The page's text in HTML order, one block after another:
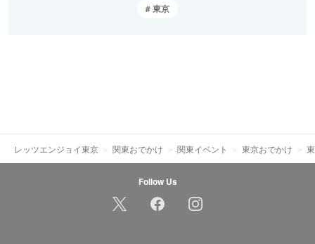
東京
レッツエンジョイ東京 関東おでかけ 関東イベント 東京おでかけ
Follow Us